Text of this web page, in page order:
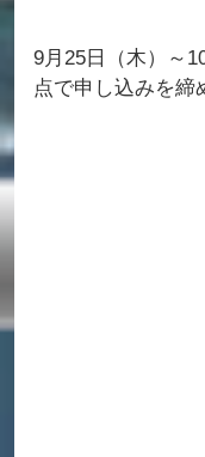
9月25日（木）～
点で申し込みを締